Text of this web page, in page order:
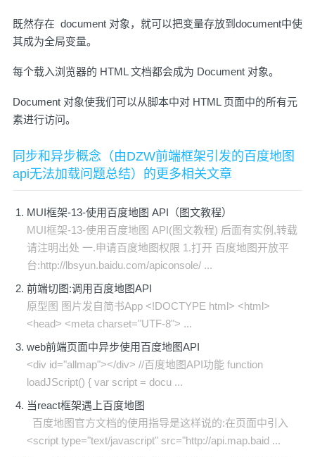
既然存在 document 对象，就可以把变量存放到document中使
其成为全局变量。
每个载入浏览器的 HTML 文档都会成为 Document 对象。
Document 对象使我们可以从脚本中对 HTML 页面中的所有元
素进行访问。
同步和异步概念（由DZW前端框架引发的百度地图
api无法加载问题总结）的更多相关文章
MUI框架-13-使用百度地图 API（图文教程）
MUI框架-13-使用百度地图 API(图文教程) 后面有实例,转载
请注明出处 一.申请百度地图权限 1.打开 百度地图开放平
台:http://lbsyun.baidu.com/apiconsole/ ...
前端切图:调用百度地图API
原型图 图片发自简书App <!DOCTYPE html> <html>
<head> <meta charset="UTF-8"> ...
web前端页面中异步使用百度地图API
<div id="allmap"></div> //百度地图API功能 function
loadJScript() { var script = docu ...
当react框架遇上百度地图
百度地图官方文档的使用指导是这样说的:在页面中引入
<script type="text/javascript" src="http://api.map.baid ...